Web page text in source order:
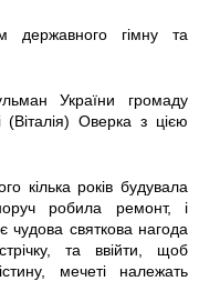
державного гімну та
України громаду
(Віталія) Оверка з цією
кілька років будувала
робила ремонт, і
чудова святкова нагода
та ввійти, щоб
мечеті належать